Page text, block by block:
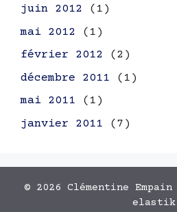
juin 2012
(1)
mai 2012
(1)
février 2012
(2)
décembre 2011 (1)
mai 2011 (1)
janvier 2011 (7)
© 2026 Clémentine Empain
elastik